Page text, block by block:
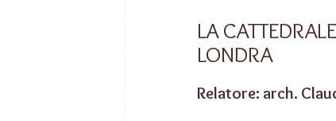
LA
LONDRA
Relatore: arch.